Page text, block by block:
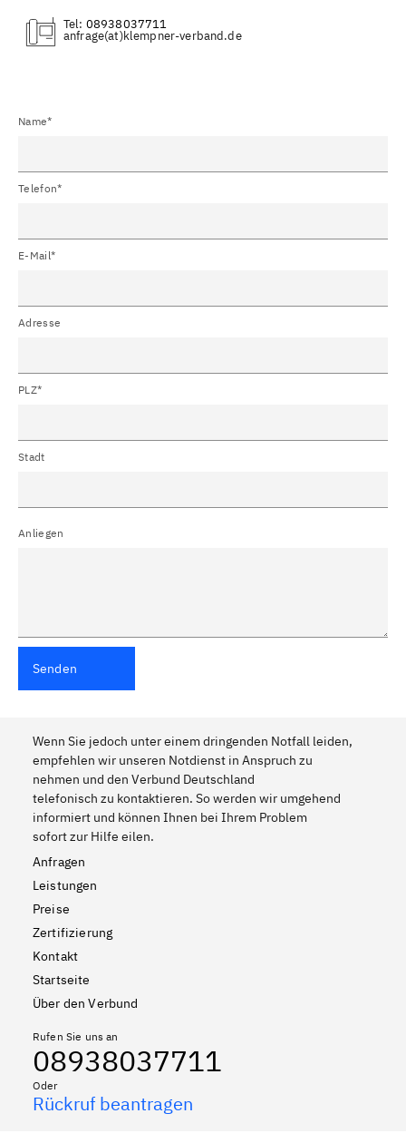
Tel: 08938037711
(at)
Name*
Telefon*
E-Mail*
Adresse
PLZ*
Stadt
Anliegen
Senden
Wenn Sie jedoch unter einem dringenden Notfall leiden,
empfehlen wir unseren Notdienst in Anspruch zu
nehmen und den Verbund Deutschland
telefonisch zu kontaktieren. So werden wir umgehend
informiert und können Ihnen bei Ihrem Problem
sofort zur Hilfe eilen.
Anfragen
Leistungen
Preise
Zertifizierung
Kontakt
Startseite
Über den Verbund
Rufen Sie uns an
08938037711
Oder
Rückruf beantragen